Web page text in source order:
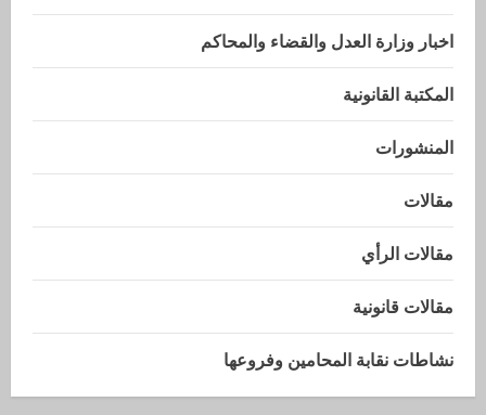
اخبار وزارة العدل والقضاء والمحاكم
المكتبة القانونية
المنشورات
مقالات
مقالات الرأي
مقالات قانونية
نشاطات نقابة المحامين وفروعها